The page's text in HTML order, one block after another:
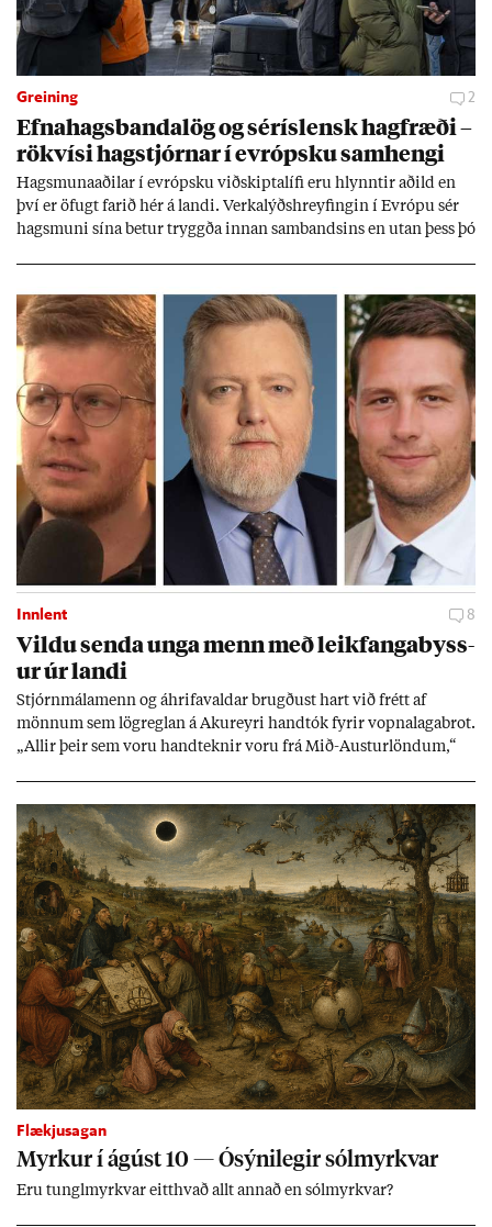
Greining 2
Efna­hags­banda­lög og sér­ís­lensk hag­fræði –
rök­vísi hag­stjórn­ar í evr­ópsku sam­hengi
Hags­muna­að­il­ar í evr­ópsku við­skipta­lífi eru hlynnt­ir að­ild en
því er öf­ugt far­ið hér á landi. Verka­lýðs­hreyf­ing­in í Evr­ópu sér
hags­muni sína bet­ur tryggða inn­an sam­bands­ins en ut­an þess þó
sam­band. Ís­lensk­ur al­menn­ing­ur fær að segja sitt álit inn­an
mán­að­ar.
Innlent 8
Vildu senda unga menn með leik­fanga­byss­
ur úr landi
Stjórn­mála­menn og áhrifa­vald­ar brugð­ust hart við frétt af
mönn­um sem lög­regl­an á Ak­ur­eyri hand­tók fyr­ir vopna­laga­brot.
„All­ir þeir sem voru hand­tekn­ir voru frá Mið-Aust­ur­lönd­um,“
óleið­rétt­ar.
Flækjusagan
Myrk­ur í ág­úst 10 — Ósýni­leg­ir sól­myrkv­ar
Eru tungl­myrkv­ar eitt­hvað allt ann­að en sól­myrkv­ar?